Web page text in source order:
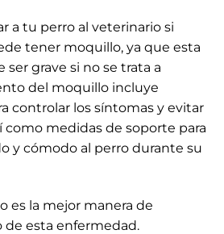
a tu perro al veterinario si
tener moquillo, ya que esta
grave si no se trata a
del moquillo incluye
controlar los síntomas y evitar
como medidas de soporte para
y cómodo al perro durante su
es la mejor manera de
esta enfermedad.